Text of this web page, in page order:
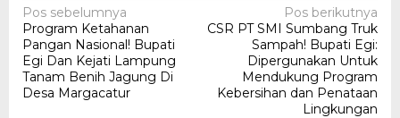
Navigasi
pos
Pos sebelumnya
Program Ketahanan
Pangan Nasional! Bupati
Egi Dan Kejati Lampung
Tanam Benih Jagung Di
Desa Margacatur
Pos berikutnya
CSR PT SMI Sumbang Truk
Sampah! Bupati Egi:
Dipergunakan Untuk
Mendukung Program
Kebersihan dan Penataan
Lingkungan